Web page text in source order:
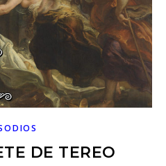
DE TEREO